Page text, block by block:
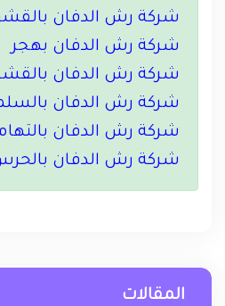
شركة رش الدفان
شركة رش الدفان بهجر
شركة رش الدفان
شركة رش الدفان
شركة رش الدفان
شركة رش الدفان
المقالات